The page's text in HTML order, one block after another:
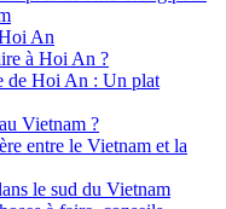
An
à Hoi An ?
de Hoi An : Un plat
Vietnam ?
entre le Vietnam et la
le sud du Vietnam